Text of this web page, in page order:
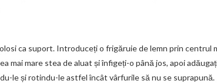
ca suport. Introduceți o frigăruie de lemn prin centrul
mai mare stea de aluat și înfigeți-o până jos, apoi
le și rotindu-le astfel încât vârfurile să nu se suprapună.